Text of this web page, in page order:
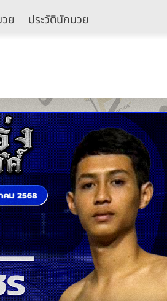
ย ประวัตินักมวย